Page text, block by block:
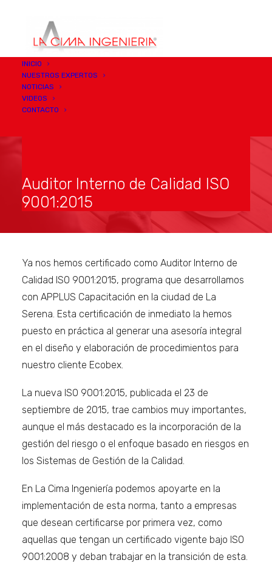
INICIO
NUESTROS EXPERTOS
NOTICIAS
VIDEOS
CONTACTO
Auditor Interno de Calidad ISO
9001:2015
Ya nos hemos certificado como Auditor Interno de
Calidad ISO 9001:2015, programa que desarrollamos
con APPLUS Capacitación en la ciudad de La
Serena. Esta certificación de inmediato la hemos
puesto en práctica al generar una asesoría integral
en el diseño y elaboración de procedimientos para
nuestro cliente Ecobex.
La nueva ISO 9001:2015, publicada el 23 de
septiembre de 2015, trae cambios muy importantes,
aunque el más destacado es la incorporación de la
gestión del riesgo o el enfoque basado en riesgos en
los Sistemas de Gestión de la Calidad.
En La Cima Ingeniería podemos apoyarte en la
implementación de esta norma, tanto a empresas
que desean certificarse por primera vez, como
aquellas que tengan un certificado vigente bajo ISO
9001:2008 y deban trabajar en la transición de esta.